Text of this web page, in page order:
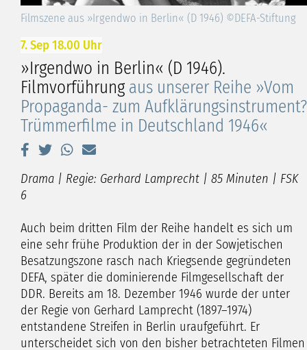
Filmszene aus »Irgendwo in Berlin« (D 1946) ©DEFA-Stiftung
7. Sep 18.00 Uhr
»Irgendwo in Berlin« (D 1946).
Filmvorführung aus unserer Reihe »Vom
Propaganda- zum Aufklärungsinstrument?
Trümmerfilme in Deutschland 1946«
Drama | Regie: Gerhard Lamprecht | 85 Minuten | FSK
6
Auch beim dritten Film der Reihe handelt es sich um
eine sehr frühe Produktion der in der Sowjetischen
Besatzungszone rasch nach Kriegsende gegründeten
DEFA, später die dominierende Filmgesellschaft der
DDR. Bereits am 18. Dezember 1946 wurde der unter
der Regie von Gerhard Lamprecht (1897–1974)
entstandene Streifen in Berlin uraufgeführt. Er
unterscheidet sich von den bisher betrachteten Filmen